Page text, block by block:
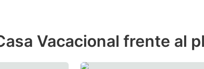
Vacacional frente al